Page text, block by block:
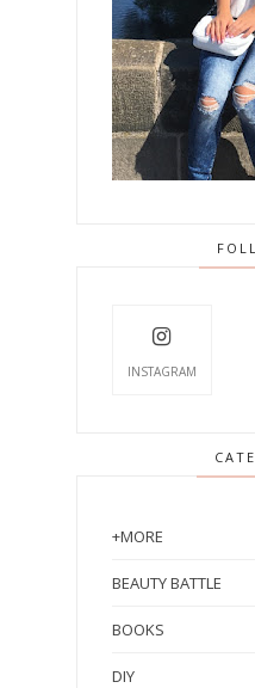
INSTAGRAM
+MORE
BEAUTY BATTLE
BOOKS
DIY